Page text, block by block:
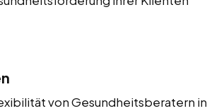
von Gesundheitsberatern in